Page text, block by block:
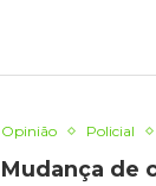
Opinião Policial
Mudança de